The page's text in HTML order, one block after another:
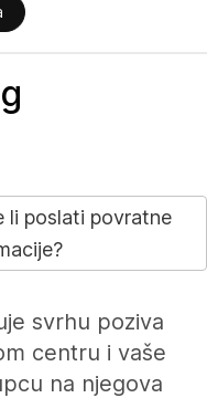
li poslati povratne
svrhu poziva
centru i vaše
na njegova